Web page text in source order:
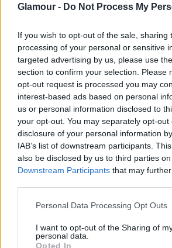
Glamour - Do Not Process My
If you wish to opt-out of the sale, sharing
processing of your personal or sensitive
targeted advertising by us, please use
section to confirm your selection. Please
opt-out request is processed you may
interest-based ads based on personal
us or personal information disclosed to
your opt-out. You may separately opt-
disclosure of your personal information
IAB’s list of downstream participants.
also be disclosed by us to third parties
Downstream Participants that may
Please note that this website/app uses
not limited to your visit or usage
grant or deny consent to Google and its
Personal Data Processing Opt Outs
I want to opt-out of the Sharing of
personal data.
Opted In
merészebb, de tévedései nagyon
változatosan öltözkdik, hol laza
nagyvárosi nő. A Los Angeles-i
hatására az ő szekrényéből is
Ez a darab ránézésre is egészen
tűnik. A fémes hatású bőrtáska,
feldobja a szettet. Neked hogy
Megosztás
Itt állíthatod be, hogy a
glamour.hu cikkeit